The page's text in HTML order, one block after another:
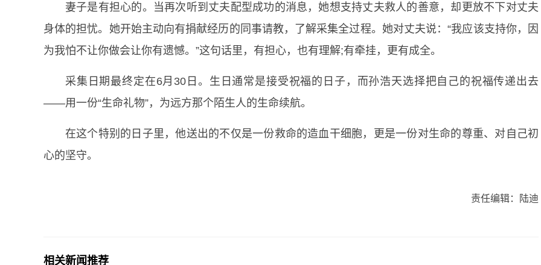
妻子是有担心的。当再次听到丈夫配型成功的消息，她想支持丈夫救人的善意，却更放不下对丈夫
身体的担忧。她开始主动向有捐献经历的同事请教，了解采集全过程。她对丈夫说：“我应该支持你，因
为我怕不让你做会让你有遗憾。”这句话里，有担心，也有理解;有牵挂，更有成全。
采集日期最终定在6月30日。生日通常是接受祝福的日子，而孙浩天选择把自己的祝福传递出去
——用一份“生命礼物”，为远方那个陌生人的生命续航。
在这个特别的日子里，他送出的不仅是一份救命的造血干细胞，更是一份对生命的尊重、对自己初
心的坚守。
责任编辑：陆迪
相关新闻推荐